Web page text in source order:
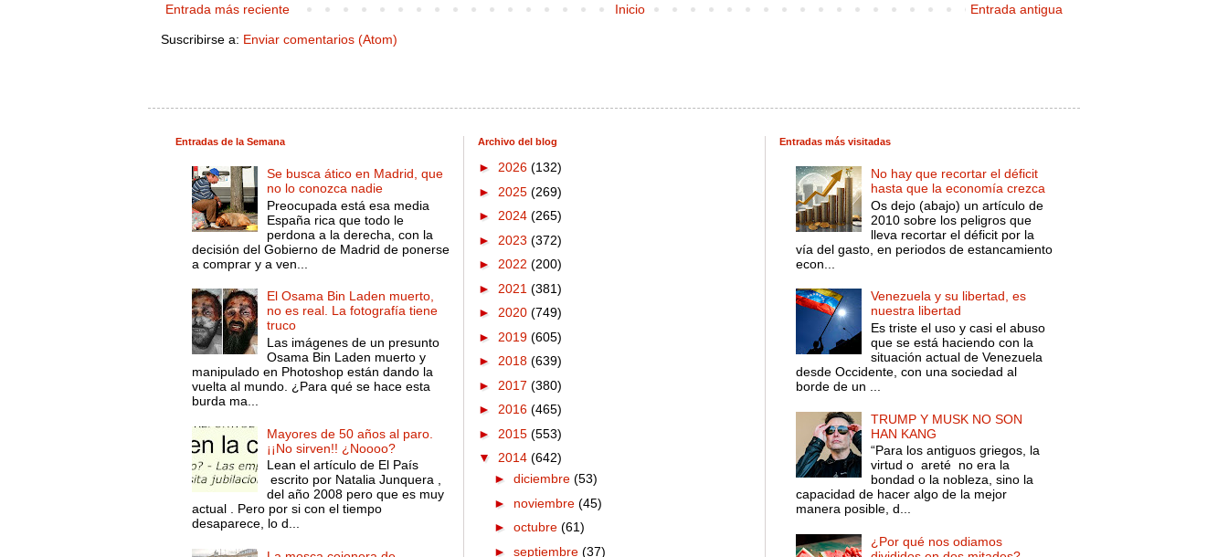
Entrada más reciente Entrada antigua
Inicio
Suscribirse a: Enviar comentarios (Atom)
Entradas de la Semana
Se busca ático en Madrid, que
no lo conozca nadie
Preocupada está esa media
España rica que todo le
perdona a la derecha, con la
decisión del Gobierno de Madrid de ponerse
a comprar y a ven...
El Osama Bin Laden muerto,
no es real. La fotografía tiene
truco
Las imágenes de un presunto
Osama Bin Laden muerto y
manipulado en Photoshop están dando la
vuelta al mundo. ¿Para qué se hace esta
burda ma...
Mayores de 50 años al paro.
¡¡No sirven!! ¿Noooo?
Lean el artículo de El País
escrito por Natalia Junquera ,
del año 2008 pero que es muy
actual . Pero por si con el tiempo
desaparece, lo d...
Archivo del blog
► 2026 (132)
► 2025 (269)
► 2024 (265)
► 2023 (372)
► 2022 (200)
► 2021 (381)
► 2020 (749)
► 2019 (605)
► 2018 (639)
► 2017 (380)
► 2016 (465)
► 2015 (553)
▼ 2014 (642)
► diciembre (53)
► noviembre (45)
► octubre (61)
► septiembre (37)
Entradas más visitadas
No hay que recortar el déficit
hasta que la economía crezca
Os dejo (abajo) un artículo de
2010 sobre los peligros que
lleva recortar el déficit por la
vía del gasto, en periodos de estancamiento
econ...
Venezuela y su libertad, es
nuestra libertad
Es triste el uso y casi el abuso
que se está haciendo con la
situación actual de Venezuela
desde Occidente, con una sociedad al
borde de un ...
TRUMP Y MUSK NO SON
HAN KANG
“Para los antiguos griegos, la
virtud o areté no era la
bondad o la nobleza, sino la
capacidad de hacer algo de la mejor
manera posible, d...
¿Por qué nos odiamos